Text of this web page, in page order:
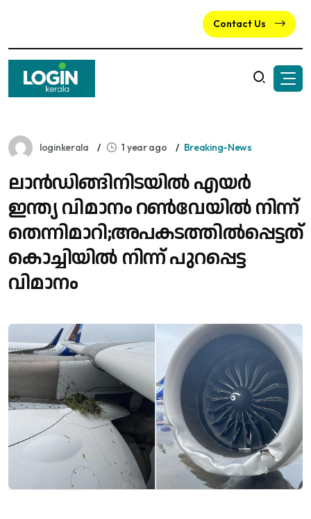
Contact Us
loginkerala 1 year ago Breaking-News
ലാൻഡിങ്ങിനിടയിൽ എയർ
ഇന്ത്യ വിമാനം റൺവേയിൽ നിന്ന്
തെന്നിമാറി;അപകടത്തിൽപ്പെട്ടത്
കൊച്ചിയിൽ നിന്ന് പുറപ്പെട്ട
വിമാനം